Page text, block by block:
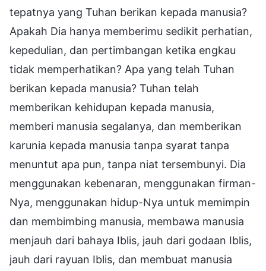
tepatnya yang Tuhan berikan kepada manusia?
Apakah Dia hanya memberimu sedikit perhatian,
kepedulian, dan pertimbangan ketika engkau
tidak memperhatikan? Apa yang telah Tuhan
berikan kepada manusia? Tuhan telah
memberikan kehidupan kepada manusia,
memberi manusia segalanya, dan memberikan
karunia kepada manusia tanpa syarat tanpa
menuntut apa pun, tanpa niat tersembunyi. Dia
menggunakan kebenaran, menggunakan firman-
Nya, menggunakan hidup-Nya untuk memimpin
dan membimbing manusia, membawa manusia
menjauh dari bahaya Iblis, jauh dari godaan Iblis,
jauh dari rayuan Iblis, dan membuat manusia